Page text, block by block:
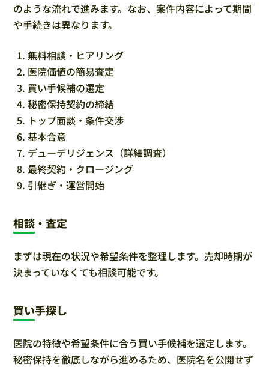
のような流れで進みます。なお、案件内容によって期間
や手続きは異なります。
無料相談・ヒアリング
医院価値の簡易査定
買い手候補の選定
秘密保持契約の締結
トップ面談・条件交渉
基本合意
デューデリジェンス（詳細調査）
最終契約・クロージング
引継ぎ・運営開始
相談・査定
まずは現在の状況や希望条件を整理します。売却時期が
決まっていなくても相談可能です。
買い手探し
医院の特徴や希望条件に合う買い手候補を選定します。
秘密保持を徹底しながら進めるため、医院名を公開せず